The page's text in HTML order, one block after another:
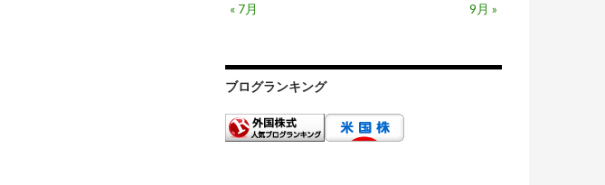
« 7月
9月 »
ブログランキング